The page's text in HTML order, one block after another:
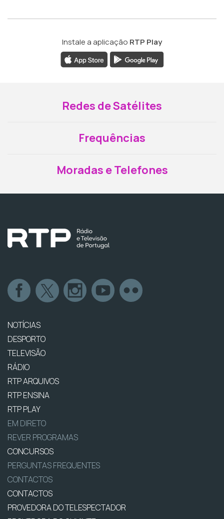
Instale a aplicação RTP Play
Redes de Satélites
Frequências
Moradas e Telefones
NOTÍCIAS
DESPORTO
TELEVISÃO
RÁDIO
RTP ARQUIVOS
RTP ENSINA
RTP PLAY
EM DIRETO
REVER PROGRAMAS
CONCURSOS
PERGUNTAS FREQUENTES
CONTACTOS
CONTACTOS
PROVEDORA DO TELESPECTADOR